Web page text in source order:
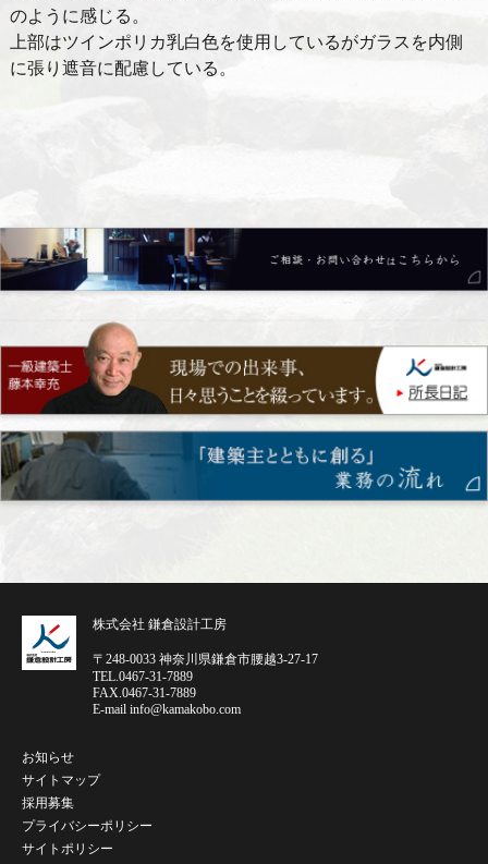
のように感じる。
上部はツインポリカ乳白色を使用しているがガラスを内側
に張り遮音に配慮している。
株式会社 鎌倉設計工房
〒248-0033 神奈川県鎌倉市腰越3-27-17
TEL.0467-31-7889
FAX.0467-31-7889
E-mail info@kamakobo.com
お知らせ
サイトマップ
採用募集
プライバシーポリシー
サイトポリシー